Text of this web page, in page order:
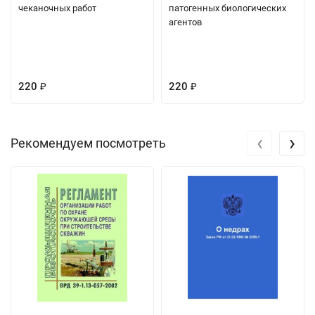
чеканочных работ
220 ₽
патогенных биологических
агентов
220 ₽
Рекомендуем посмотреть ‹ ›